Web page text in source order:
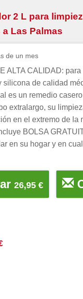
2 L para
Las Palmas
de un mes
ALTA CALIDAD:
silicona de calidad
es un remedio
extralargo, su
en el extremo de
BOLSA
en su hogar y en
26,95 €